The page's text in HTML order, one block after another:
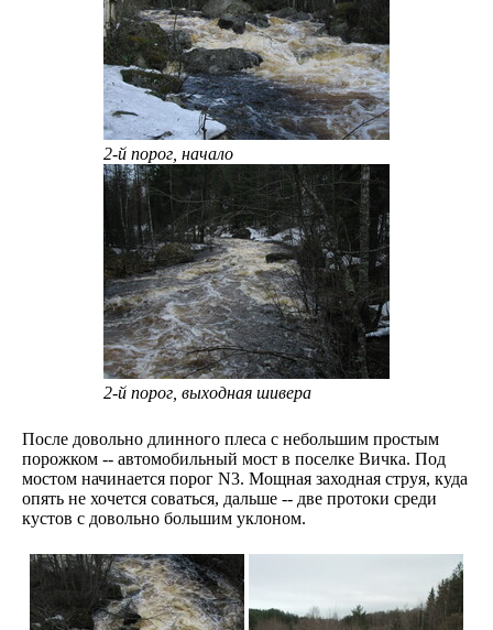
2-й порог, начало
2-й порог, выходная шивера
После довольно длинного плеса с небольшим простым
порожком -- автомобильный мост в поселке Вичка. Под
мостом начинается порог N3. Мощная заходная струя, куда
опять не хочется соваться, дальше -- две протоки среди
кустов с довольно большим уклоном.